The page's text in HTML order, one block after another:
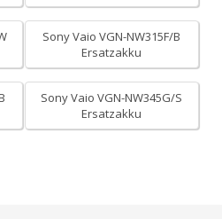
Sony Vaio VGN-NW315F/B
Ersatzakku
Sony Vaio VGN-NW345G/S
Ersatzakku